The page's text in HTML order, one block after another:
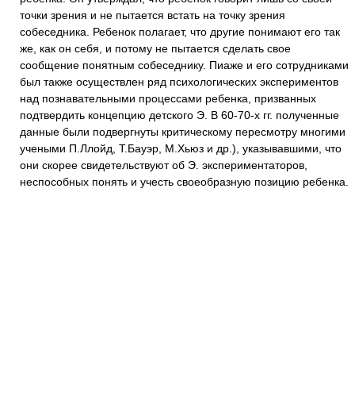
точки зрения и не пытается встать на точку зрения
собеседника. Ребенок полагает, что другие понимают его так
же, как он себя, и потому не пытается сделать свое
сообщение понятным собеседнику. Пиаже и его сотрудниками
был также осуществлен ряд психологических экспериментов
над познавательными процессами ребенка, призванных
подтвердить концепцию детского Э. В 60-70-х гг. полученные
данные были подвергнуты критическому пересмотру многими
учеными П.Ллойд, Т.Бауэр, М.Хьюз и др.), указывавшими, что
они скорее свидетельствуют об Э. экспериментаторов,
неспособных понять и учесть своеобразную позицию ребенка.